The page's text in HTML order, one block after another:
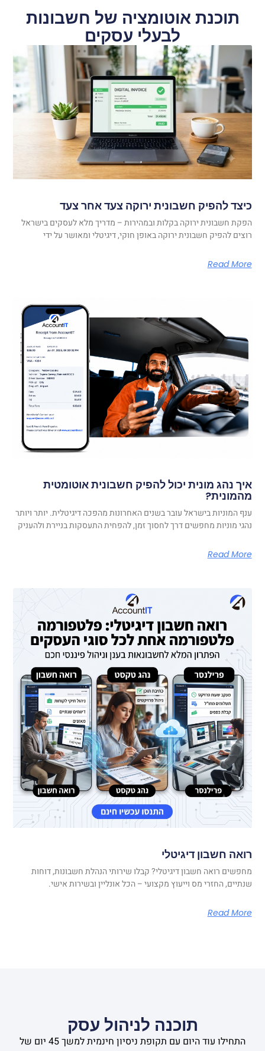
תוכנת אוטומציה של חשבונות
לבעלי עסקים
כיצד להפיק חשבונית ירוקה צעד אחר צעד
הפקת חשבונית ירוקה בקלות ובמהירות – מדריך מלא לעסקים בישראל
רוצים להפיק חשבונית ירוקה באופן חוקי, דיגיטלי ומאושר על ידי
Read More
איך נהג מונית יכול להפיק חשבונית אוטומטית
מהמונית?
ענף המוניות בישראל עובר בשנים האחרונות מהפכה דיגיטלית. יותר ויותר
נהגי מוניות מחפשים דרך לחסוך זמן, להפחית התעסקות בניירת ולהעניק
Read More
רואה חשבון דיגיטלי
מחפשים רואה חשבון דיגיטלי? קבלו שירותי הנהלת חשבונות, דוחות
שנתיים, החזרי מס וייעוץ מקצועי – הכל אונליין ובשירות אישי.
Read More
תוכנה לניהול עסק
התחילו עוד היום עם תקופת ניסיון חינמית למשך 45 יום של